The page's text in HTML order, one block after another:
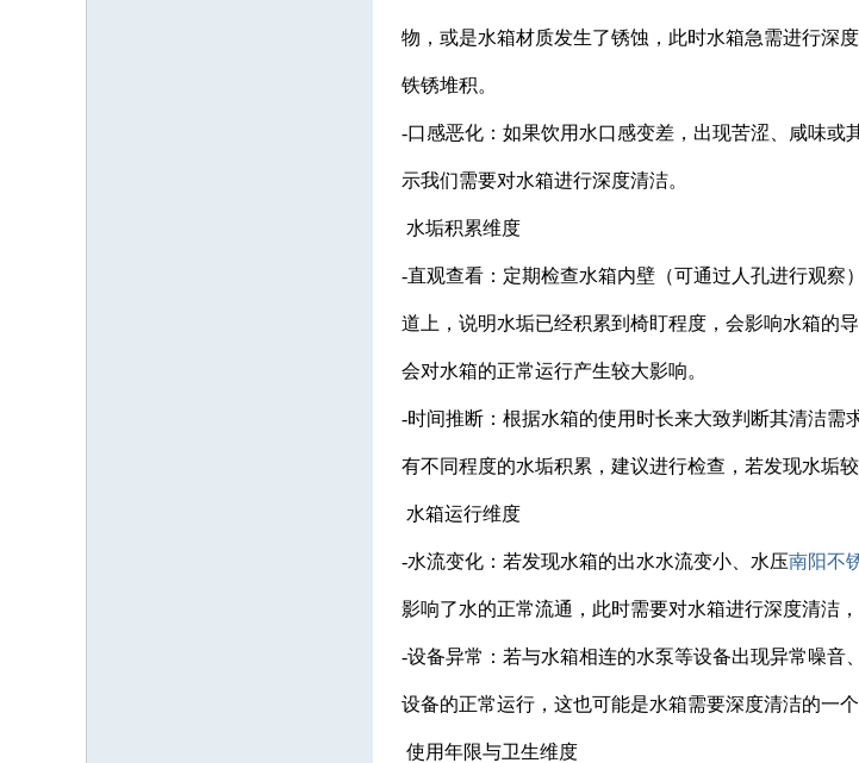
物，或是水箱材质发生了锈蚀，此时水箱急需进行深
铁锈堆积。
-口感恶化：如果饮用水口感变差，出现苦涩、咸味
示我们需要对水箱进行深度清洁。
水垢积累维度
-直观查看：定期检查水箱内壁（可通过人孔进行观
道上，说明水垢已经积累到椅盯程度，会影响水箱的
会对水箱的正常运行产生较大影响。
-时间推断：根据水箱的使用时长来大致判断其清洁需
有不同程度的水垢积累，建议进行检查，若发现水垢
水箱运行维度
-水流变化：若发现水箱的出水水流变小、水压南阳不
影响了水的正常流通，此时需要对水箱进行深度清洁
-设备异常：若与水箱相连的水泵等设备出现异常噪
设备的正常运行，这也可能是水箱需要深度清洁的一个
使用年限与卫生维度